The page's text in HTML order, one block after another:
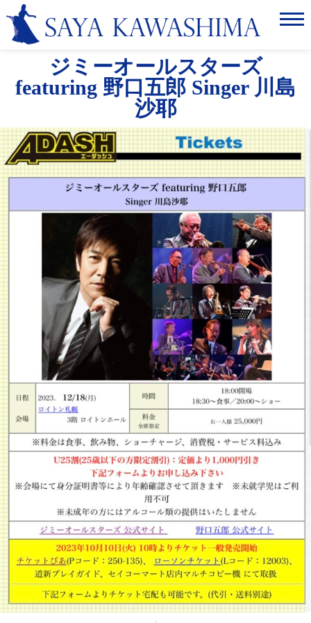
Home
ABOUT
SCHEDULE
NEWS
LISTEN&WATCH
GALLERY
CONTACT
ジミーオールスターズ
featuring 野口五郎 Singer 川島
沙耶